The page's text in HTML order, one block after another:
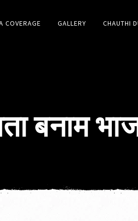
COVERAGE GALLERY CHAUTHI
बनाम